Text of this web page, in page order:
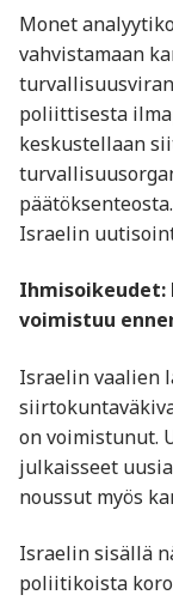
Monet
vahvistamaan
poliittisesta
keskustellaan
Israelin
voimistuu
Israelin vaalien
on voimistunut.
julkaisseet
noussut myös
Israelin sisällä
poliitikoista